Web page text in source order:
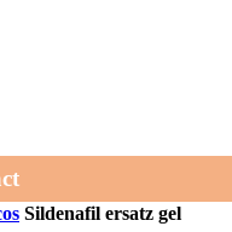
das
3810 Symposien
Sildenafil ersatz gel